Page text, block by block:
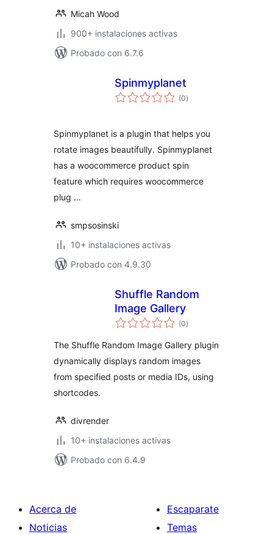
Micah Wood
900+ instalaciones activas
Probado con 6.7.6
Spinmyplanet
(0total
de
)
Spinmyplanet is a plugin that helps you
rotate images beautifully. Spinmyplanet
has a woocommerce product spin
feature which requires woocommerce
plug …
smpsosinski
10+ instalaciones activas
Probado con 4.9.30
Shuffle Random
Image Gallery
(0total
de
)
The Shuffle Random Image Gallery plugin
dynamically displays random images
from specified posts or media IDs, using
shortcodes.
divrender
10+ instalaciones activas
Probado con 6.4.9
Acerca de
Noticias
Escaparate
Temas